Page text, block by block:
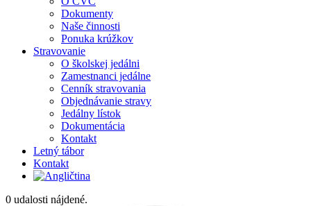
Dokumenty
Naše činnosti
Ponuka krúžkov
Stravovanie
O školskej jedálni
Zamestnanci jedálne
Cenník stravovania
Objednávanie stravy
Jedálny lístok
Dokumentácia
Kontakt
Letný tábor
Kontakt
0 udalosti nájdené.